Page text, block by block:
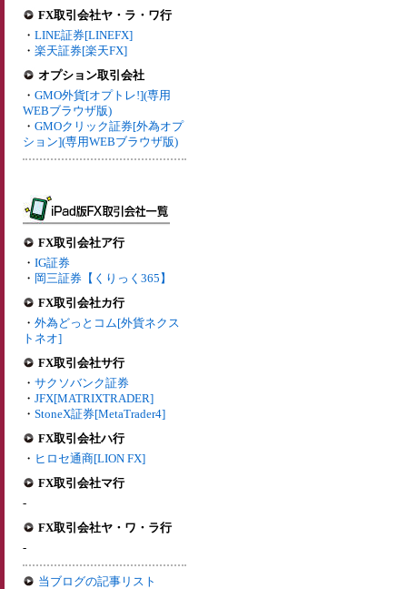
FX取引会社ヤ・ラ・ワ行
・ LINE証券[LINEFX]
・ 楽天証券[楽天FX]
オプション取引会社
・ GMO外貨[オプトレ!](専用
WEBブラウザ版)
・ GMOクリック証券[外為オプ
ション](専用WEBブラウザ版)
FX取引会社ア行
・ IG証券
・ 岡三証券【くりっく365】
FX取引会社カ行
・ 外為どっとコム[外貨ネクス
トネオ]
FX取引会社サ行
・ サクソバンク証券
・ JFX[MATRIXTRADER]
・ StoneX証券[MetaTrader4]
FX取引会社ハ行
・ ヒロセ通商[LION FX]
FX取引会社マ行
-
FX取引会社ヤ・ワ・ラ行
-
当ブログの記事リスト